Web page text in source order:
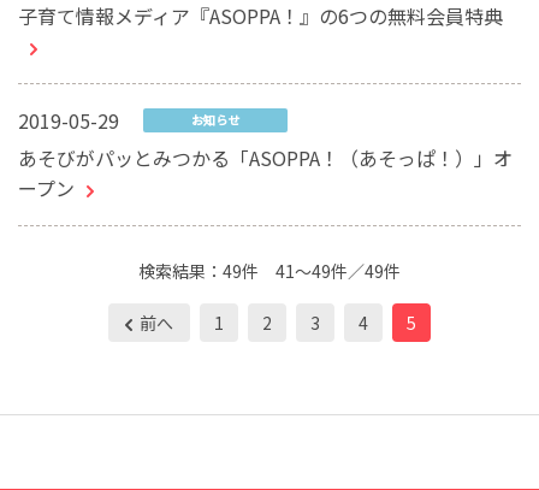
子育て情報メディア『ASOPPA！』の6つの無料会員特典
2019-05-29 お知らせ
あそびがパッとみつかる「ASOPPA！（あそっぱ！）」オ
ープン
検索結果： 49件 41～49件／49件
前へ 1 2 3 4 5